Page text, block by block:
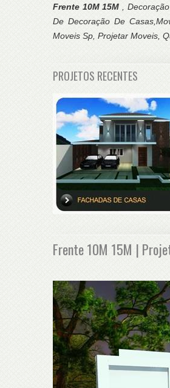
Frente 10M 15M
,
De Decoração De
Moveis Sp, Projetar Moveis,
PROJETOS RECENTES
Frente 10M 15M |